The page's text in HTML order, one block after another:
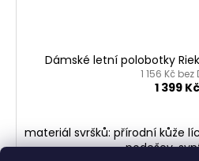
Dámské letní polobotky
1 156 Kč bez
1 399 Kč
materiál svršků: přírodní kůže
podešev.